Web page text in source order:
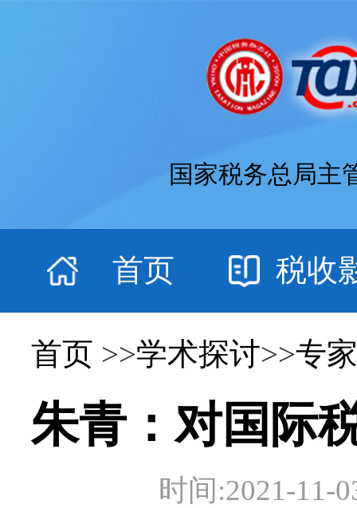
国家税务总局主
首页 税收
首页 >>学术探讨>>专
朱青：对国际
时间:2021-11-